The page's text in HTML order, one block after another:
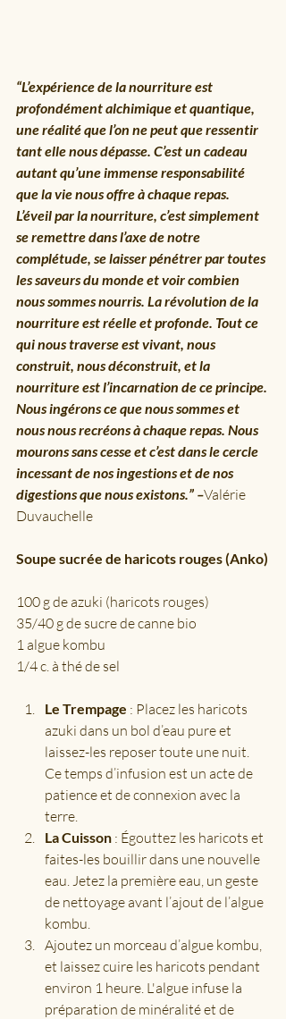
“L’expérience de la nourriture est
profondément alchimique et quantique,
une réalité que l’on ne peut que ressentir
tant elle nous dépasse. C’est un cadeau
autant qu’une immense responsabilité
que la vie nous offre à chaque repas.
L’éveil par la nourriture, c’est simplement
se remettre dans l’axe de notre
complétude, se laisser pénétrer par toutes
les saveurs du monde et voir combien
nous sommes nourris. La révolution de la
nourriture est réelle et profonde. Tout ce
qui nous traverse est vivant, nous
construit, nous déconstruit, et la
nourriture est l’incarnation de ce principe.
Nous ingérons ce que nous sommes et
nous nous recréons à chaque repas. Nous
mourons sans cesse et c’est dans le cercle
incessant de nos ingestions et de nos
digestions que nous existons.” –Valérie
Duvauchelle
Soupe sucrée de haricots rouges (Anko)
100 g de azuki (haricots rouges)
35/40 g de sucre de canne bio
1 algue kombu
1/4 c. à thé de sel
Le Trempage : Placez les haricots
azuki dans un bol d’eau pure et
laissez-les reposer toute une nuit.
Ce temps d’infusion est un acte de
patience et de connexion avec la
terre.
La Cuisson : Égouttez les haricots et
faites-les bouillir dans une nouvelle
eau. Jetez la première eau, un geste
de nettoyage avant l’ajout de l’algue
kombu.
Ajoutez un morceau d’algue kombu,
et laissez cuire les haricots pendant
environ 1 heure. L'algue infuse la
préparation de minéralité et de